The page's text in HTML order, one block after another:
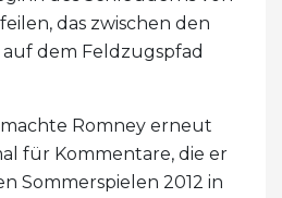
das zwischen den
dem Feldzugspfad
Romney erneut
für Kommentare, die er
Sommerspielen 2012 in